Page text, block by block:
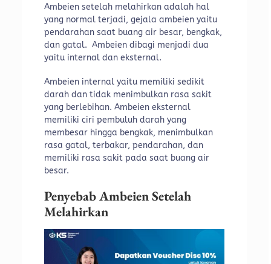
Ambeien setelah melahirkan adalah hal
yang normal terjadi, gejala ambeien yaitu
pendarahan saat buang air besar, bengkak,
dan gatal. Ambeien dibagi menjadi dua
yaitu internal dan eksternal.
Ambeien internal yaitu memiliki sedikit
darah dan tidak menimbulkan rasa sakit
yang berlebihan. Ambeien eksternal
memiliki ciri pembuluh darah yang
membesar hingga bengkak, menimbulkan
rasa gatal, terbakar, pendarahan, dan
memiliki rasa sakit pada saat buang air
besar.
Penyebab Ambeien Setelah
Melahirkan